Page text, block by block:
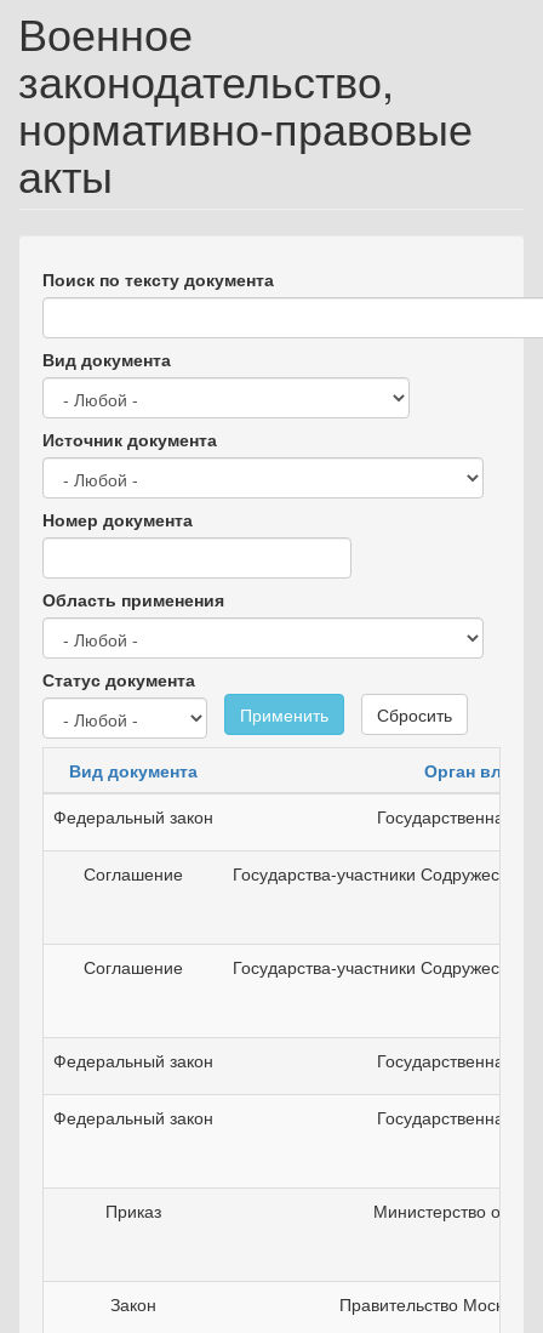
Военное
законодательство,
нормативно-правовые
акты
Поиск по тексту документа
Вид документа
Источник документа
Номер документа
Область применения
Статус документа
Применить
Сбросить
Вид документа
Орган власти
Федеральный закон
Государственная
Соглашение Государства-участники Содружества
Соглашение Государства-участники Содружества
Федеральный закон Государственная
Федеральный закон Государственная
Приказ Министерство
Закон Правительство